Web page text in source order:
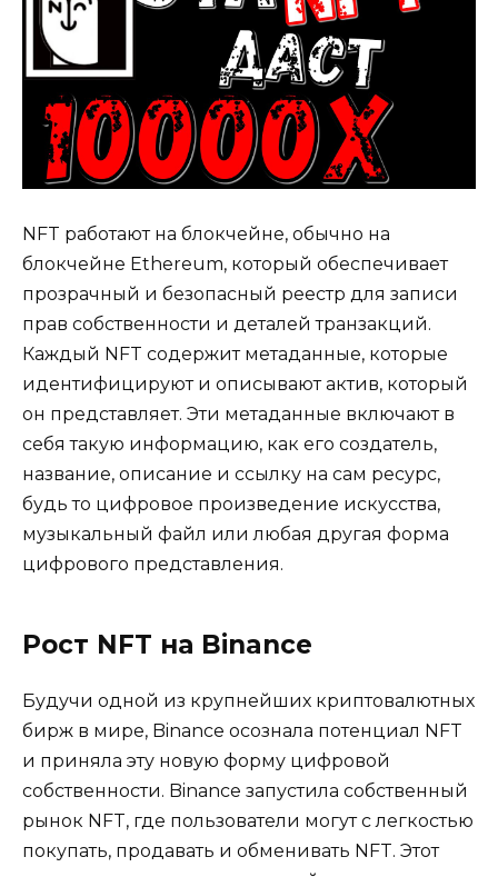
NFT работают на блокчейне, обычно на
блокчейне Ethereum, который обеспечивает
прозрачный и безопасный реестр для записи
прав собственности и деталей транзакций.
Каждый NFT содержит метаданные, которые
идентифицируют и описывают актив, который
он представляет. Эти метаданные включают в
себя такую ​​информацию, как его создатель,
название, описание и ссылку на сам ресурс,
будь то цифровое произведение искусства,
музыкальный файл или любая другая форма
цифрового представления.
Рост NFT на Binance
Будучи одной из крупнейших криптовалютных
бирж в мире, Binance осознала потенциал NFT
и приняла эту новую форму цифровой
собственности. Binance запустила собственный
рынок NFT, где пользователи могут с легкостью
покупать, продавать и обменивать NFT. Этот